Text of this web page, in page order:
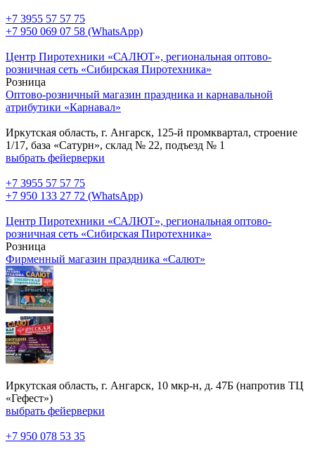
+7 3955 57 57 75
+7 950 069 07 58 (WhatsApp)
Центр Пиротехники «САЛЮТ», региональная оптово-
розничная сеть «Сибирская Пиротехника»
Розница
Оптово-розничный магазин праздника и карнавальной
атрибутики «Карнавал»
Иркутская область, г. Ангарск, 125-й промквартал, строение
1/17, база «Сатурн», склад № 22, подъезд № 1
выбрать фейерверки
+7 3955 57 57 75
+7 950 133 27 72 (WhatsApp)
Центр Пиротехники «САЛЮТ», региональная оптово-
розничная сеть «Сибирская Пиротехника»
Розница
Фирменный магазин праздника «Салют»
Иркутская область, г. Ангарск, 10 мкр-н, д. 47Б (напротив ТЦ
«Гефест»)
выбрать фейерверки
+7 950 078 53 35